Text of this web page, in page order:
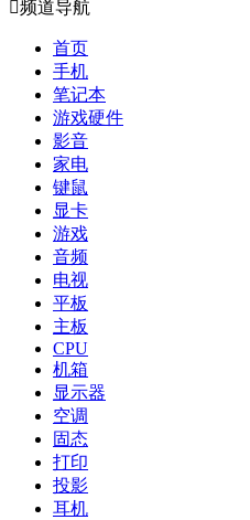
频道导航
首页
手机
笔记本
游戏硬件
影音
家电
键鼠
显卡
游戏
音频
电视
平板
主板
CPU
机箱
显示器
空调
固态
打印
投影
耳机